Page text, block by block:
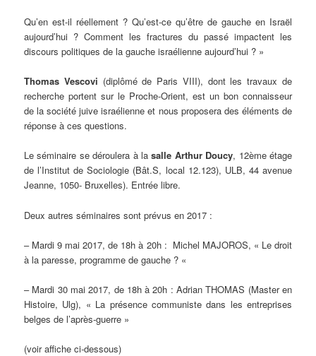
Qu’en est-il réellement ? Qu’est-ce qu’être de gauche en Israël
aujourd’hui ? Comment les fractures du passé impactent les
discours politiques de la gauche israélienne aujourd’hui ? »
Thomas Vescovi (diplômé de Paris VIII), dont les travaux de
recherche portent sur le Proche-Orient, est un bon connaisseur
de la société juive israélienne et nous proposera des éléments de
réponse à ces questions.
Le séminaire se déroulera à lasalle Arthur Doucy, 12ème étage
de l’Institut de Sociologie (Bât.S, local 12.123), ULB, 44 avenue
Jeanne, 1050- Bruxelles). Entrée libre.
Deux autres séminaires sont prévus en 2017 :
– Mardi 9 mai 2017, de 18h à 20h : Michel MAJOROS, « Le droit
à la paresse, programme de gauche ? «
– Mardi 30 mai 2017, de 18h à 20h : Adrian THOMAS (Master en
Histoire, Ulg), « La présence communiste dans les entreprises
belges de l’après-guerre »
(voir affiche ci-dessous)